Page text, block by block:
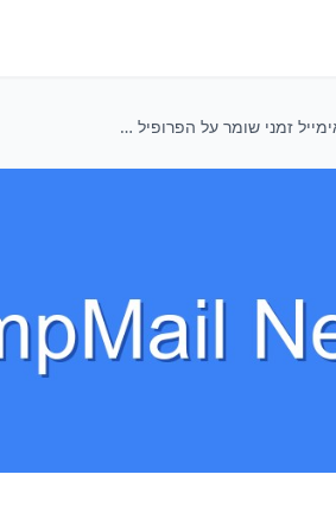
להפריד את הקוד: איך אימייל זמני שומר על הפרופיל המקצועי שלכם נקי (גם מניוזלטרים של יד2)